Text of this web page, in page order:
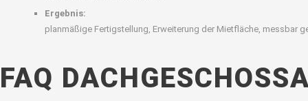
Ergebnis:
planmäßige Fertigstellung, Erweiterung der Mietfläche, messbar
FAQ